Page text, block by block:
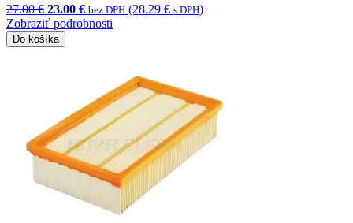
27.00 € 23.00 € bez DPH (28.29 € s DPH)
Zobraziť podrobnosti
Do košíka